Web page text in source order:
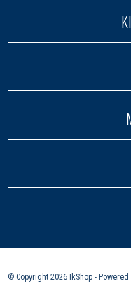
© Copyright 2026 IkShop - Powered